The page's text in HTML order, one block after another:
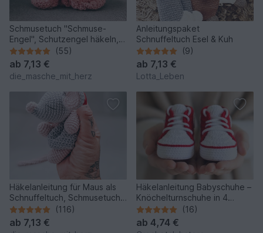
Schmusetuch "Schmuse-
Engel", Schutzengel häkeln,
deutsche Häkelanleitung
(55)
ab 7,13 €
die_masche_mit_herz
Anleitungspaket
Schnuffeltuch Esel & Kuh
(9)
ab 7,13 €
Lotta_Leben
Häkelanleitung für Maus als
Schnuffeltuch, Schmusetuch
häkeln, Maus häkeln
(116)
ab 7,13 €
Häkelanleitung Babyschuhe –
Knöchelturnschuhe in 4
Größen (PDF)(16)
ab 4,74 €